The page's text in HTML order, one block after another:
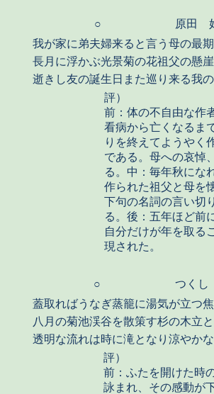
○
原田
我が家に弟夫婦来ると言う母の最
長月に浮かぶ光景菊の花祖父の懸
逝きし友の誕生日また巡り来る我
評）
前：体の不自由な作
看病から亡くなるま
りを終えてようやく
である。母への哀悼
る。中：毎年秋にな
作られた祖父と母を
下句の名詞の言い切
る。後：五年ほど前
自分だけが年を取る
現された。
○
つくし
蓋取ればうなぎ蒸籠に湯気が立つ
八月の菊池渓谷を散策す杉の木
透明な流れは時に滝となり涼やか
評）
前：ふたを開けた時
詠まれ、その感動が